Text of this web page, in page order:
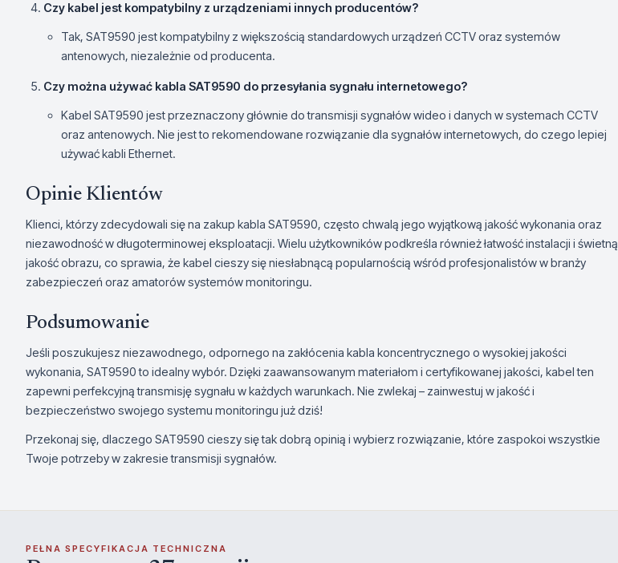
Czy kabel jest kompatybilny z urządzeniami innych producentów?
Tak, SAT9590 jest kompatybilny z większością standardowych urządzeń CCTV oraz systemów
antenowych, niezależnie od producenta.
Czy można używać kabla SAT9590 do przesyłania sygnału internetowego?
Kabel SAT9590 jest przeznaczony głównie do transmisji sygnałów wideo i danych w systemach CCTV
oraz antenowych. Nie jest to rekomendowane rozwiązanie dla sygnałów internetowych, do czego lepiej
używać kabli Ethernet.
Opinie Klientów
Klienci, którzy zdecydowali się na zakup kabla SAT9590, często chwalą jego wyjątkową jakość wykonania oraz
niezawodność w długoterminowej eksploatacji. Wielu użytkowników podkreśla również łatwość instalacji i świetną
jakość obrazu, co sprawia, że kabel cieszy się niesłabnącą popularnością wśród profesjonalistów w branży
zabezpieczeń oraz amatorów systemów monitoringu.
Podsumowanie
Jeśli poszukujesz niezawodnego, odpornego na zakłócenia kabla koncentrycznego o wysokiej jakości
wykonania, SAT9590 to idealny wybór. Dzięki zaawansowanym materiałom i certyfikowanej jakości, kabel ten
zapewni perfekcyjną transmisję sygnału w każdych warunkach. Nie zwlekaj – zainwestuj w jakość i
bezpieczeństwo swojego systemu monitoringu już dziś!
Przekonaj się, dlaczego SAT9590 cieszy się tak dobrą opinią i wybierz rozwiązanie, które zaspokoi wszystkie
Twoje potrzeby w zakresie transmisji sygnałów.
PEŁNA SPECYFIKACJA TECHNICZNA